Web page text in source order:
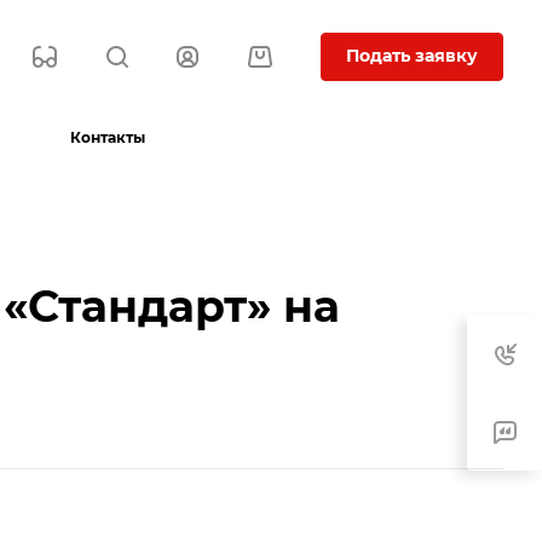
Подать заявку
Контакты
на